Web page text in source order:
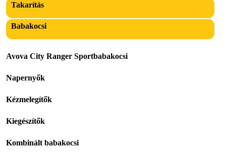
Takarítás
Babakocsi
Avova City Ranger Sportbabakocsi
Napernyők
Kézmelegítők
Kiegészítők
Kombinált babakocsi